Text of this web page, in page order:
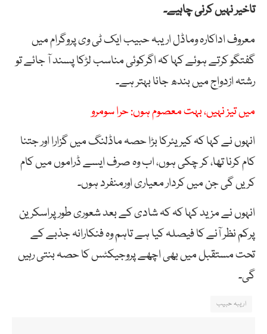
تاخیر نہیں کرنی چاہیے۔
معروف اداکارہ وماڈل اریبہ حبیب ایک ٹی وی پروگرام میں
گفتگو کرتے ہوئے کہا کہ اگرکوئی مناسب لڑکا پسند آ جائے تو
رشتہ ازدواج میں بندھ جانا بہتر ہے۔
میں تیز نہیں، بہت معصوم ہوں: حرا سومرو
انہوں نے کہا کہ کیریئرکا بڑا حصہ ماڈلنگ میں گزارا اور جتنا
کام کرنا تھا، کر چکی ہوں، اب وہ صرف ایسے ڈراموں میں کام
کریں گی جن میں کردار معیاری اورمنفرد ہوں۔
انہوں نے مزید کہا کہ کہ شادی کے بعد شعوری طورپراسکرین
پرکم نظر آنے کا فیصلہ کیا ہے تاہم وہ فنکارانہ جذبے کے
تحت مستقبل میں بھی اچھے پروجیکٹس کا حصہ بنتی رہیں
گی۔
اریبہ حبیب